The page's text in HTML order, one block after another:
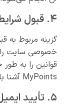
۴. قبول شرایط و قوانین
گزینه مربوط
خصوصی سایت را
قوانین را به طور
MyPoints آشنا باشید.
۵. تأیید ایمیل